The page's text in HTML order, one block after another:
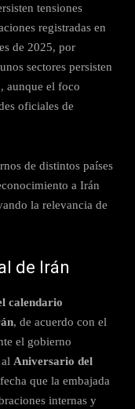
tensiones
registradas en
de 2025, por
sectores persisten
aunque el foco
oficiales de
de distintos países
a Irán
la relevancia de
de Irán
calendario
, de acuerdo con el
el gobierno
Aniversario del
que la embajada
internas y